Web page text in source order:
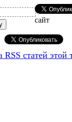
сайт
RSS статей этой